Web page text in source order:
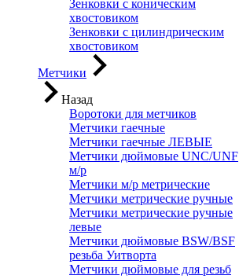
Зенковки с коническим
хвостовиком
Зенковки с цилиндрическим
хвостовиком
Метчики
Назад
Воротоки для метчиков
Метчики гаечные
Метчики гаечные ЛЕВЫЕ
Метчики дюймовые UNC/UNF
м/р
Метчики м/р метрические
Метчики метрические ручные
Метчики метрические ручные
левые
Метчики дюймовые BSW/BSF
резьба Уитворта
Метчики дюймовые для резьб